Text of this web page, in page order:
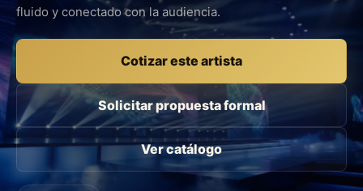
fluido y conectado con la audiencia.
Cotizar este artista
Solicitar propuesta formal
Ver catálogo